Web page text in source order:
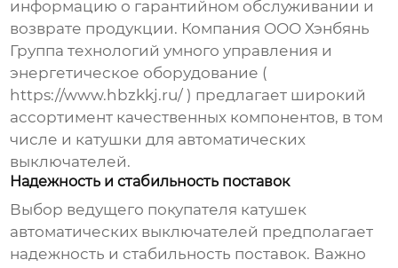
информацию о гарантийном обслуживании и
возврате продукции. Компания ООО Хэнбянь
Группа технологий умного управления и
энергетическое оборудование (
https://www.hbzkkj.ru/ ) предлагает широкий
ассортимент качественных компонентов, в том
числе и катушки для автоматических
выключателей.
Надежность и стабильность поставок
Выбор ведущего покупателя катушек
автоматических выключателей предполагает
надежность и стабильность поставок. Важно